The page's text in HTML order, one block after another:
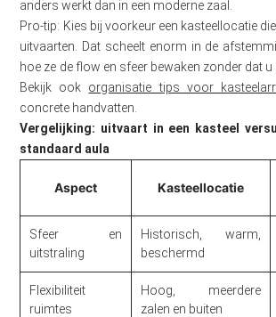
anders werkt dan in een moderne zaal.
Pro-tip: Kies bij voorkeur een kasteellocatie
uitvaarten. Dat scheelt enorm in de
hoe ze de flow en sfeer bewaken zonder dat u
Bekijk ook organisatie tips voor
concrete handvatten.
Vergelijking: uitvaart in een kasteel
standaard aula
Aspect Kasteellocatie
Sfeer en
uitstraling
Historisch, warm,
beschermd
Flexibiliteit
ruimtes
Hoog, meerdere
zalen en buiten